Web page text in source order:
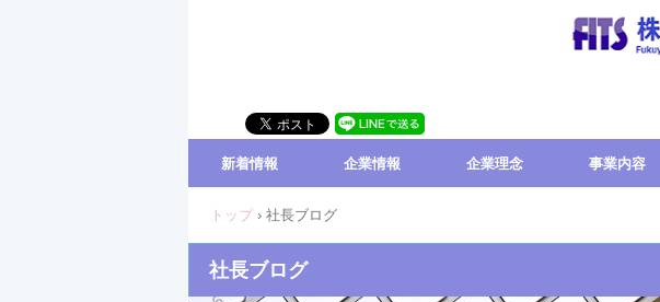
新着情報 企業情報 企業理念 事業内容
トップ › 社長ブログ
社長ブログ